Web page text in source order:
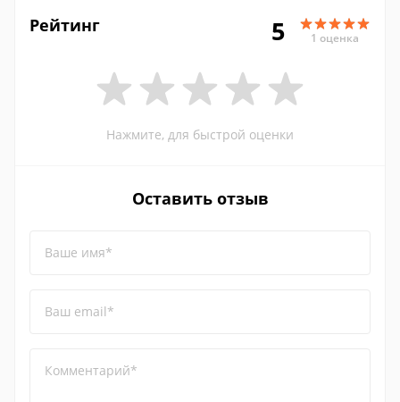
Рейтинг 5 1 оценка
Нажмите, для быстрой оценки
Оставить отзыв
Ваше имя*
Ваш email*
Комментарий*